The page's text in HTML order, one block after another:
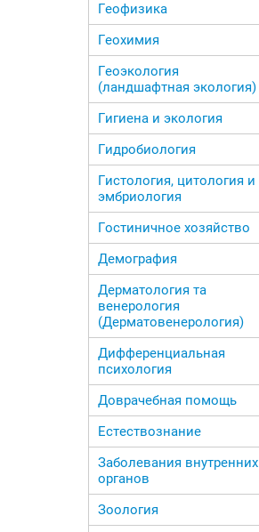
Геофизика
Геохимия
Геоэкология
(ландшафтная экология)
Гигиена и экология
Гидробиология
Гистология, цитология и
эмбриология
Гостиничное хозяйство
Демография
Дерматология та
венерология
(Дерматовенерология)
Дифференциальная
психология
Доврачебная помощь
Естествознание
Заболевания внутренних
органов
Зоология